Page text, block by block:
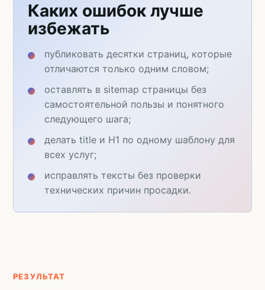
Каких ошибок лучше
избежать
публиковать десятки страниц, которые
отличаются только одним словом;
оставлять в sitemap страницы без
самостоятельной пользы и понятного
следующего шага;
делать title и H1 по одному шаблону для
всех услуг;
исправлять тексты без проверки
технических причин просадки.
РЕЗУЛЬТАТ